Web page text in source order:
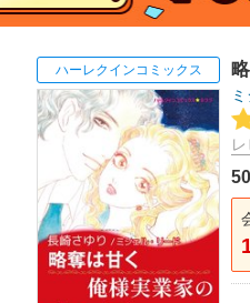
ハーレクインコミックス